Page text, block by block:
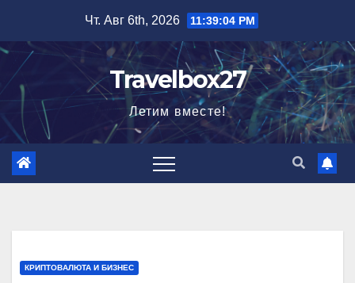
содержимому
Чт. Авг 6th, 2026 11:39:05 PM
Travelbox27
Летим вместе!
КРИПТОВАЛЮТА И БИЗНЕС